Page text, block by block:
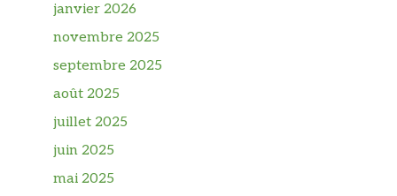
janvier 2026
novembre 2025
septembre 2025
août 2025
juillet 2025
juin 2025
mai 2025